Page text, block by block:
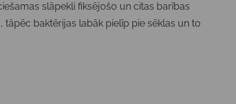
slāpekli fiksējošo un citas barības
baktērijas labāk pielīp pie sēklas un to